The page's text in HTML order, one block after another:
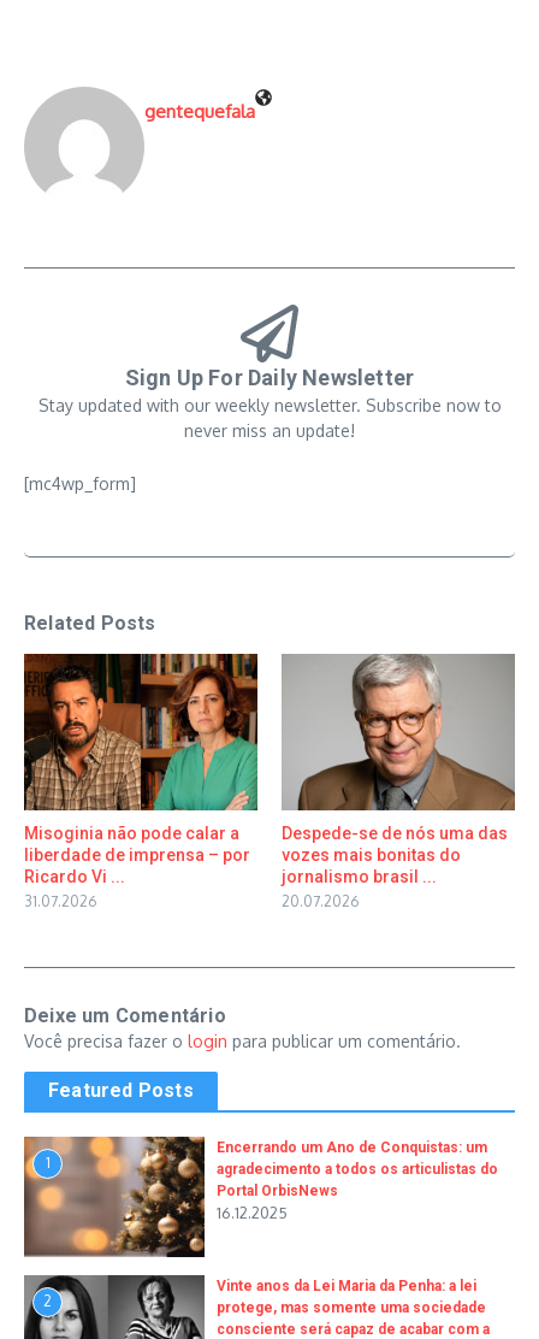
gentequefala
Sign Up For Daily Newsletter
Stay updated with our weekly newsletter. Subscribe now to
never miss an update!
[mc4wp_form]
Related Posts
Misoginia não pode calar a
liberdade de imprensa – por
Ricardo Vi ...
31.07.2026
Despede-se de nós uma das
vozes mais bonitas do
jornalismo brasil ...
20.07.2026
Deixe um Comentário
Você precisa fazer o login para publicar um comentário.
Featured Posts
1
Encerrando um Ano de Conquistas: um
agradecimento a todos os articulistas do
Portal OrbisNews
16.12.2025
2
Vinte anos da Lei Maria da Penha: a lei
protege, mas somente uma sociedade
consciente será capaz de acabar com a